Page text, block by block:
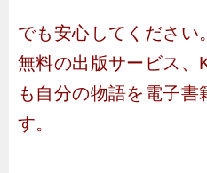
でも安心してください
無料の出版サービス、
も自分の物語を電子書
す。